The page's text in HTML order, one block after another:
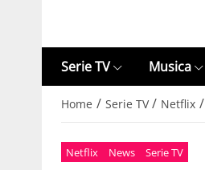
Serie TV Musica
Home / Serie TV / Netflix /
Netflix News Serie TV